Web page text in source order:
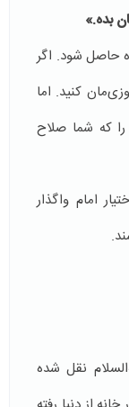
بده.»
حاصل شود. اگر
کنید. اما
را که شما صلاح
امام واگذار
نقل شده